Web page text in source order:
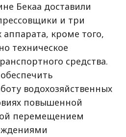
Бекаа доставили
и три
кроме того,
техническое
средства.
водохозяйственных
повышенной
перемещением